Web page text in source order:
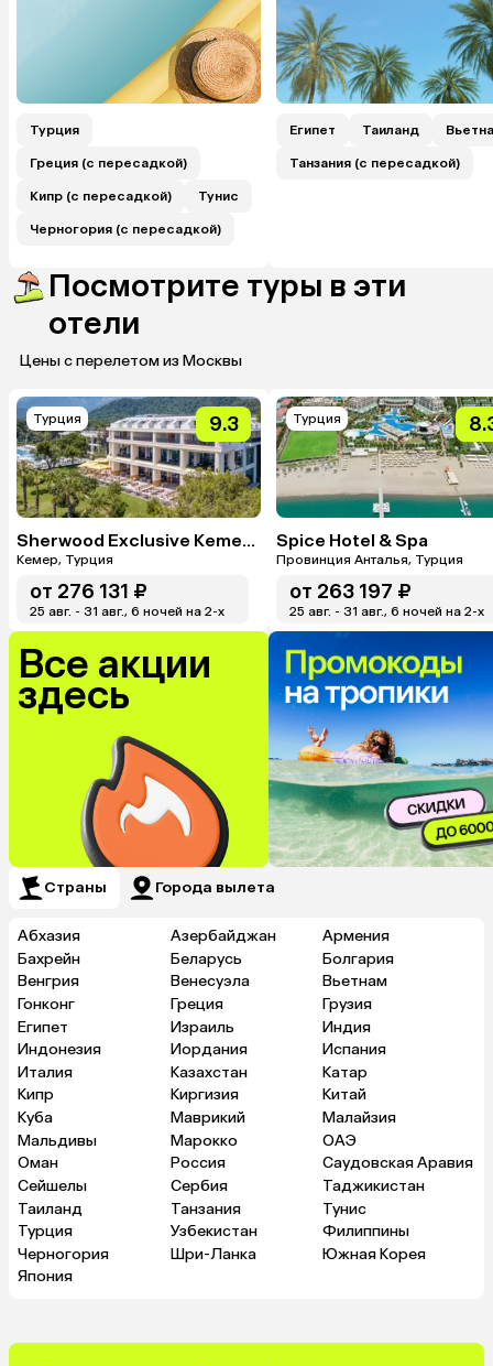
Турция
Греция (с пересадкой)
Кипр (с пересадкой) Тунис
Черногория (с пересадкой)
Египет Таиланд
Танзания (с пересадкой)
Посмотрите туры в эти
отели
Цены с перелетом из Москвы
Турция 9.3
Sherwood Exclusive Kemer (Ex. Sherwood Club Kemer)
Кемер, Турция
от 276 131 ₽
25 авг. - 31 авг., 6 ночей на 2-x
Турция
Spice Hotel & Spa
Провинция Анталья, Турция
от 263 197 ₽
25 авг. - 31 авг., 6 ночей на 2-x
Все акции
здесь
Страны Города вылета
Абхазия Азербайджан
Армения
Бахрейн
Беларусь
Болгария
Венгрия
Венесуэла
Вьетнам
Гонконг
Греция
Грузия
Египет
Израиль
Индия
Индонезия
Иордания
Испания
Италия
Казахстан
Катар
Кипр
Киргизия
Китай
Куба
Маврикий
Малайзия
Мальдивы
Марокко
ОАЭ
Оман
Россия
Саудовская Аравия
Сейшелы
Сербия
Таджикистан
Таиланд
Танзания
Тунис
Турция
Узбекистан
Филиппины
Черногория
Шри-Ланка
Южная Корея
Япония